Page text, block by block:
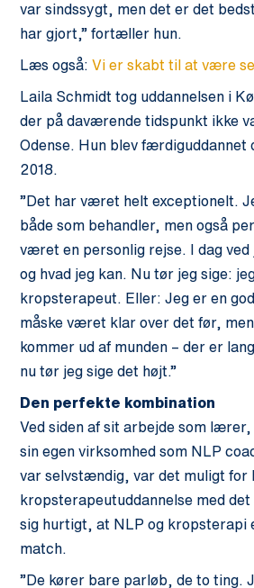
var sindssygt, men det er det
har gjort,” fortæller hun.
Læs også:Vi er skabt til at være
Laila Schmidt tog uddannelsen i
der på daværende tidspunkt ikke
Odense. Hun blev færdiguddannet
2018.
”Det har været helt exceptionelt.
både som behandler, men også
været en personlig rejse. I dag ved
og hvad jeg kan. Nu tør jeg sige:
kropsterapeut. Eller: Jeg er en
måske været klar over det før,
kommer ud af munden – der er
nu tør jeg sige det højt.”
Den perfekte kombination
Ved siden af sit arbejde som
sin egen virksomhed som NLP
var selvstændig, var det muligt for
kropsterapeutuddannelse med
sig hurtigt, at NLP og kropsterapi
match.
”De kører bare parløb, de to ting.